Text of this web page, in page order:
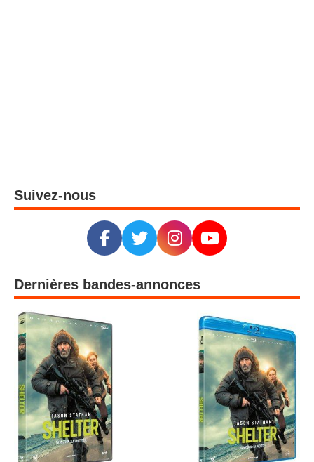
Suivez-nous
Dernières bandes-annonces